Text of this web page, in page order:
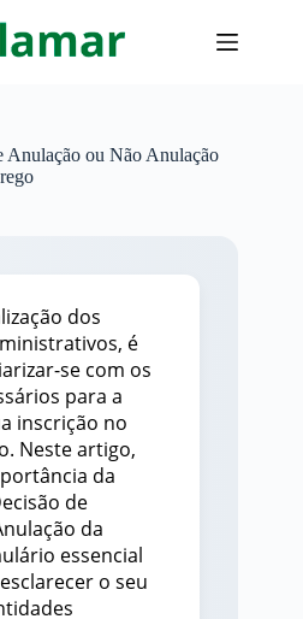
Anulação ou Não Anulação
dos
é
se com os
para a
inscrição no
Neste artigo,
da
de
da
essencial
o seu